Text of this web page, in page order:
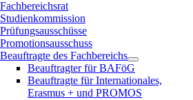
Fachbereichsrat
Studienkommission
Prüfungsausschüsse
Promotionsausschuss
Beauftragte des Fachbereichs
Beauftragter für BAFöG
Beauftragte für Internationales,
Erasmus + und PROMOS